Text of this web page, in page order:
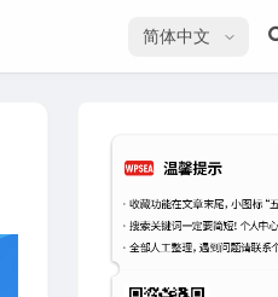
选择语言